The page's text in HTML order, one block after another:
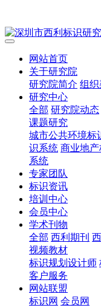
网站首页
关于研究院
研究院简介 组织
研究中心
全部 研究院动态
课题研究
城市公共环境标
识系统 商业地
系统
专家团队
标识资讯
培训中心
会员中心
学术刊物
全部 西利期刊
视频教材
标识规划设计师
客户服务
网站联盟
标识网 会员网